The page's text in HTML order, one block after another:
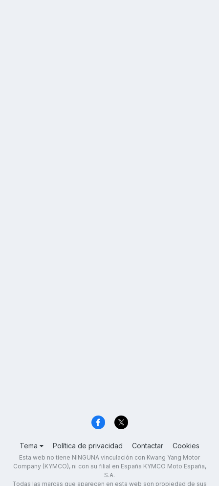
Tema Política de privacidad Contactar Cookies
Esta web no tiene NINGUNA vinculación con Kwang Yang Motor
Company (KYMCO), ni con su filial en España KYMCO Moto España,
S.A.
Todas las marcas que aparecen en esta web son propiedad de sus